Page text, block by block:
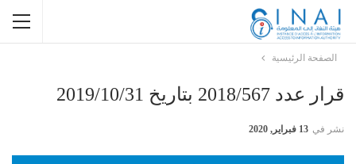
الصفحة الرئيسية
قرار عدد 2018/567 بتاريخ 2019/10/31
نشر في 13 فبراير, 2020